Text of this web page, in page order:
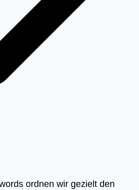
ordnen wir gezielt den